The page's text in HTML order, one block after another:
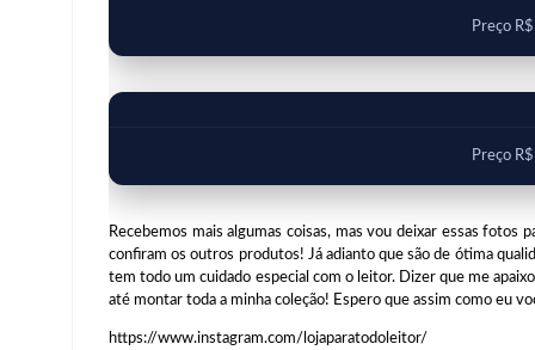
Preço
Preço
Recebemos mais algumas coisas, mas vou deixar essas fotos
confiram os outros produtos! Já adianto que são de ótima
tem todo um cuidado especial com o leitor. Dizer que me
até montar toda a minha coleção! Espero que assim como eu
https://www.instagram.com/lojaparatodoleitor/